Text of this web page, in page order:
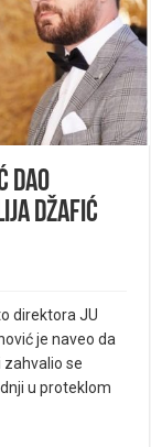
dao
Džafić
direktora JU
je naveo da
zahvalio se
u proteklom